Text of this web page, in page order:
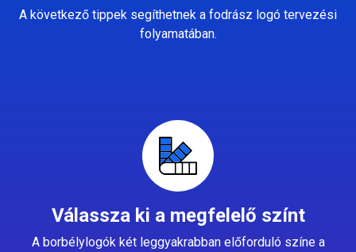
A következő tippek segíthetnek a fodrász logó tervezési
folyamatában.
Válassza ki a megfelelő színt
A borbélylogók két leggyakrabban előforduló színe a